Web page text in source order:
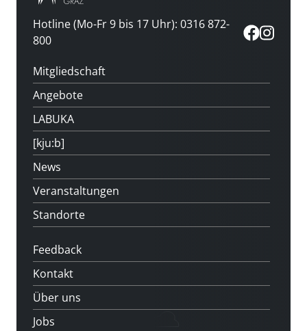
Hotline (Mo-Fr 9 bis 17 Uhr): 0316 872-
800
Mitgliedschaft
Angebote
LABUKA
[kju:b]
News
Veranstaltungen
Standorte
Feedback
Kontakt
Über uns
Jobs